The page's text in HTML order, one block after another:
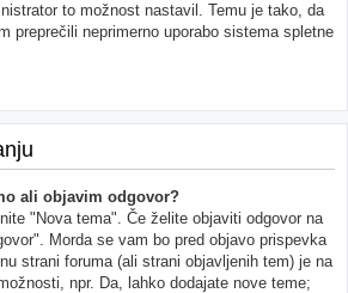
to možnost nastavil. Temu je tako, da
preprečili neprimerno uporabo sistema spletne
ali objavim odgovor?
"Nova tema". Če želite objaviti odgovor na
Morda se vam bo pred objavo prispevka
strani foruma (ali strani objavljenih tem) je na
npr. Da, lahko dodajate nove teme;